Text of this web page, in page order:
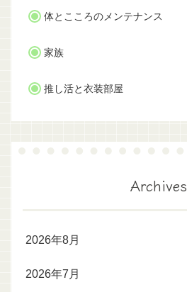
体とこころのメンテナンス
家族
推し活と衣装部屋
Archives
2026年8月
2026年7月